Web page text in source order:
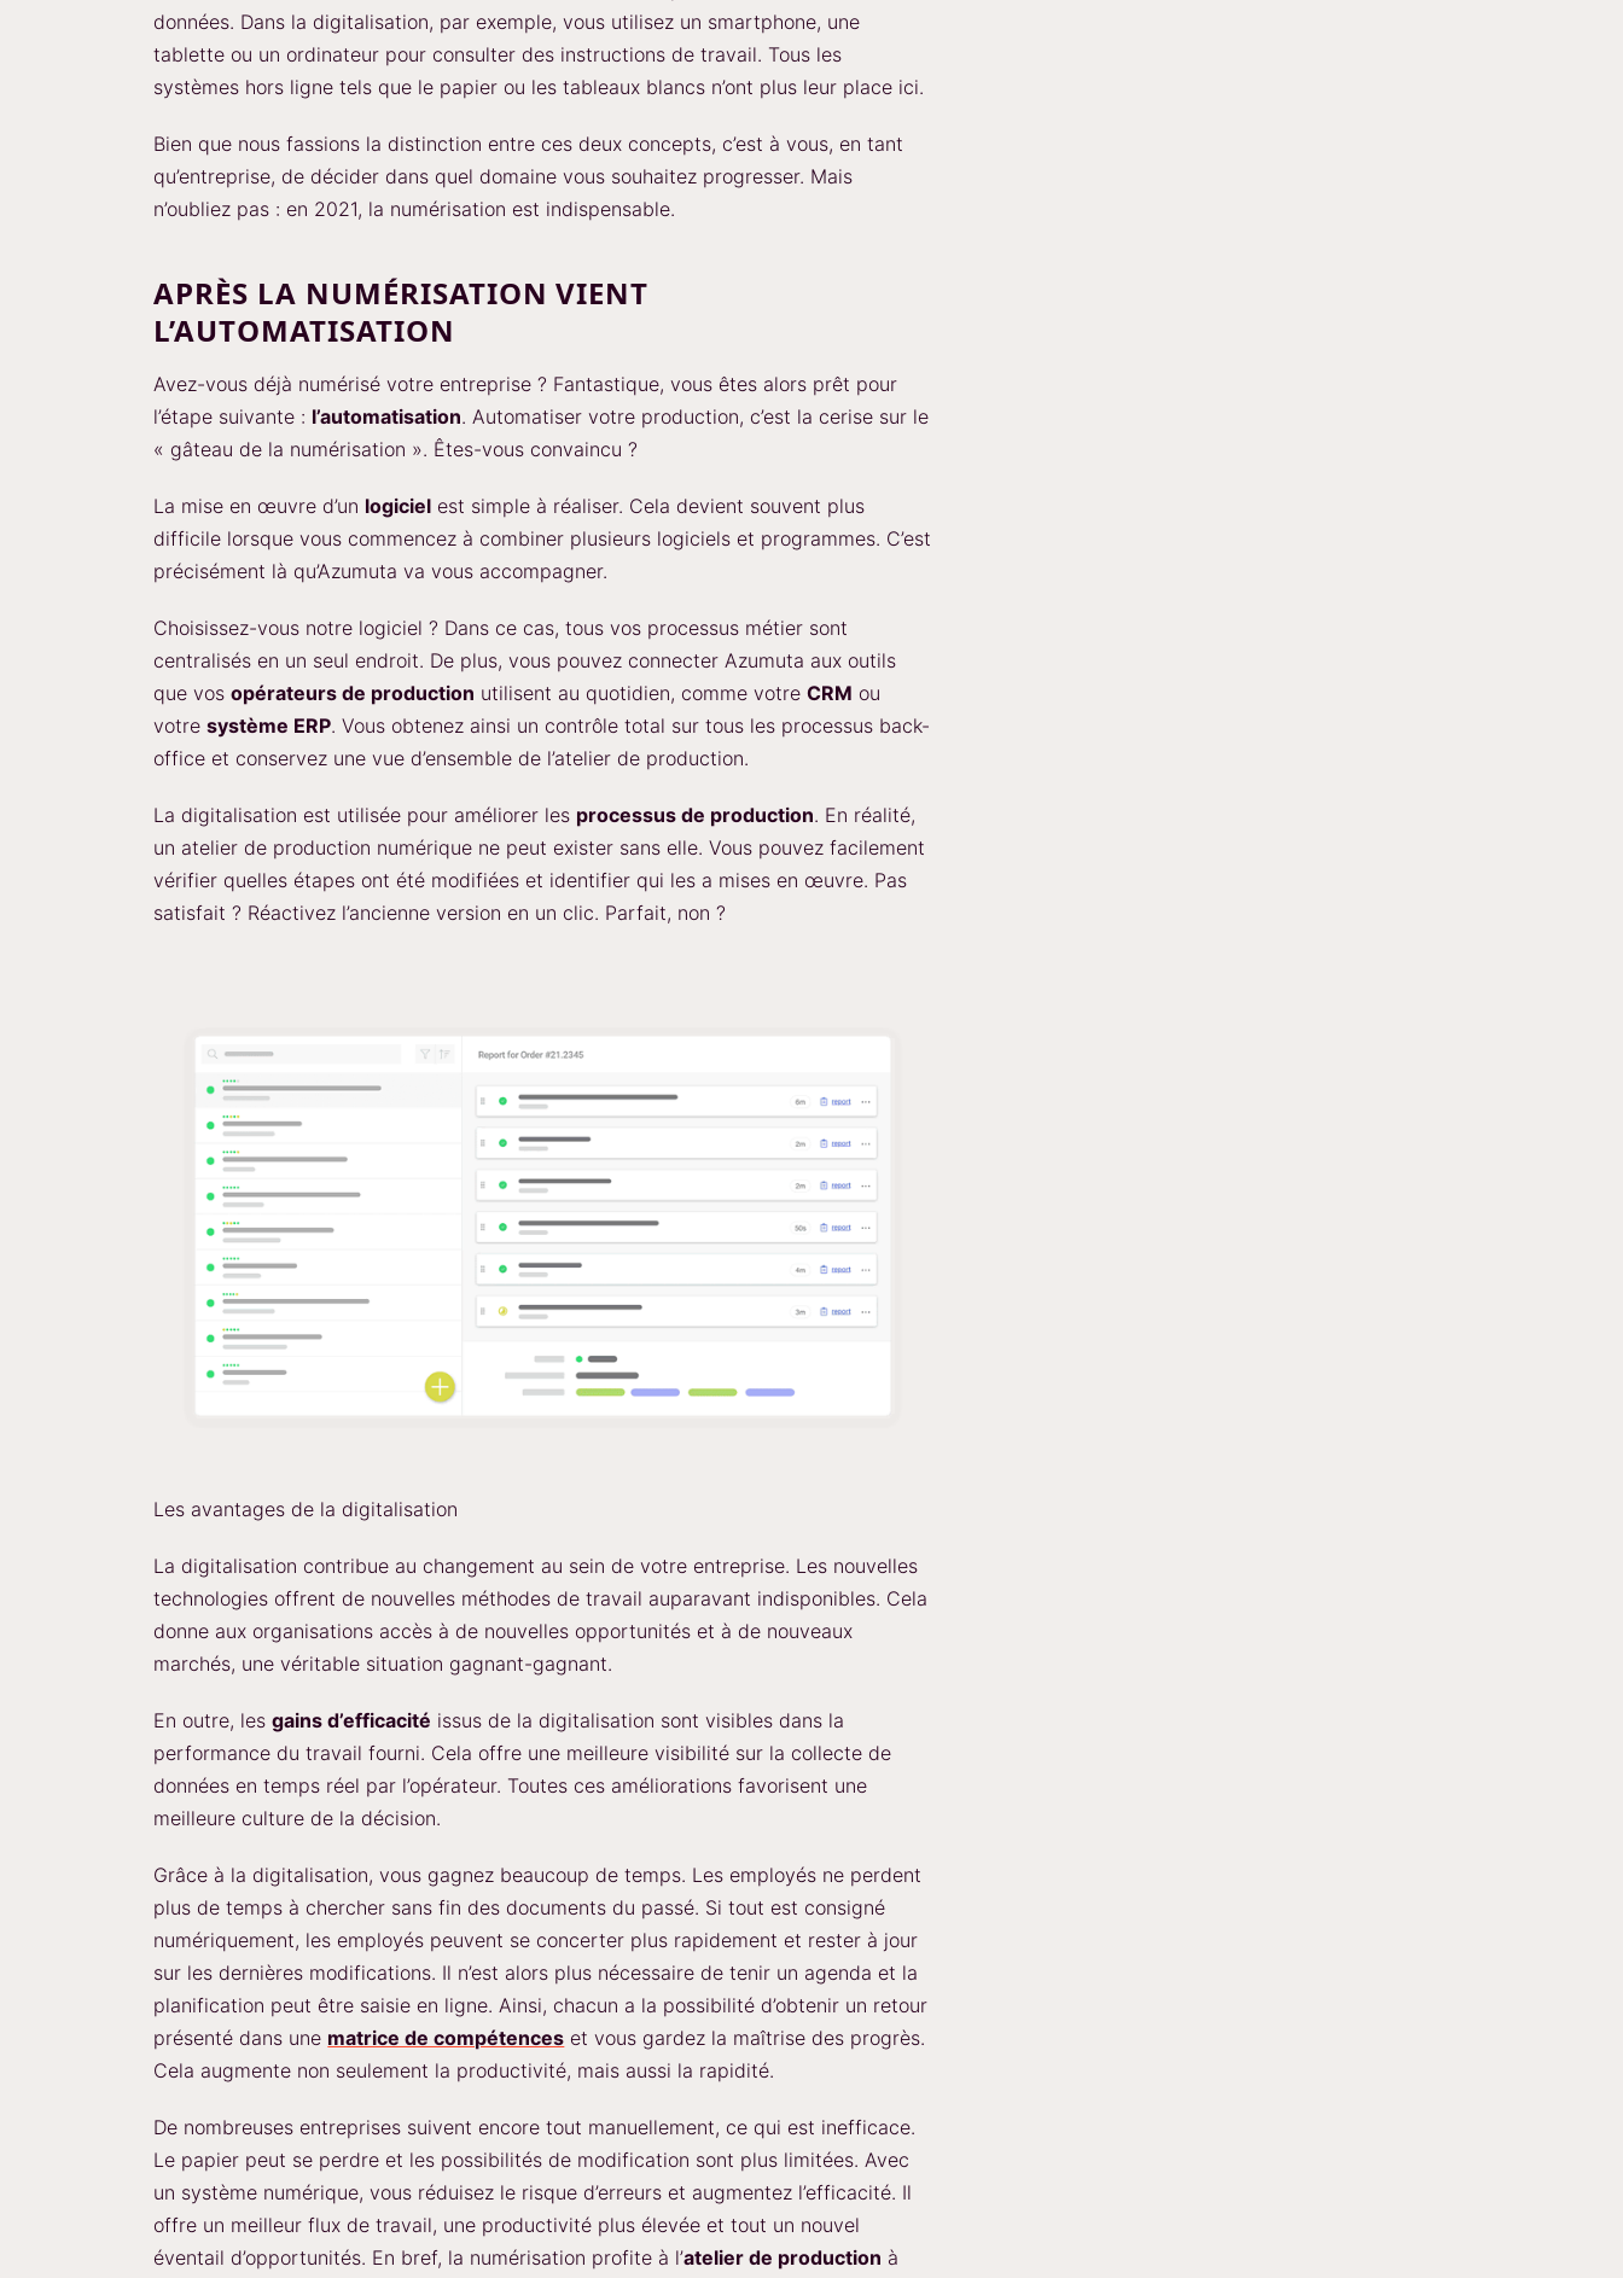
données. Dans la digitalisation, par exemple, vous utilisez un smartphone, une
tablette ou un ordinateur pour consulter des instructions de travail. Tous les
systèmes hors ligne tels que le papier ou les tableaux blancs n’ont plus leur place ici.
Bien que nous fassions la distinction entre ces deux concepts, c’est à vous, en tant
qu’entreprise, de décider dans quel domaine vous souhaitez progresser. Mais
n’oubliez pas : en 2021, la numérisation est indispensable.
APRÈS LA NUMÉRISATION VIENT
L’AUTOMATISATION
Avez-vous déjà numérisé votre entreprise ? Fantastique, vous êtes alors prêt pour
l’étape suivante : l’automatisation. Automatiser votre production, c’est la cerise sur le
« gâteau de la numérisation ». Êtes-vous convaincu ?
La mise en œuvre d’un logiciel est simple à réaliser. Cela devient souvent plus
difficile lorsque vous commencez à combiner plusieurs logiciels et programmes. C’est
précisément là qu’Azumuta va vous accompagner.
Choisissez-vous notre logiciel ? Dans ce cas, tous vos processus métier sont
centralisés en un seul endroit. De plus, vous pouvez connecter Azumuta aux outils
que vosopérateurs de production utilisent au quotidien, comme votreCRM ou
votresystème ERP. Vous obtenez ainsi un contrôle total sur tous les processus back-
office et conservez une vue d’ensemble de l’atelier de production.
La digitalisation est utilisée pour améliorer les processus de production. En réalité,
un atelier de production numérique ne peut exister sans elle. Vous pouvez facilement
vérifier quelles étapes ont été modifiées et identifier qui les a mises en œuvre. Pas
satisfait ? Réactivez l’ancienne version en un clic. Parfait, non ?
Les avantages de la digitalisation
La digitalisation contribue au changement au sein de votre entreprise. Les nouvelles
technologies offrent de nouvelles méthodes de travail auparavant indisponibles. Cela
donne aux organisations accès à de nouvelles opportunités et à de nouveaux
marchés, une véritable situation gagnant-gagnant.
En outre, lesgains d’efficacité issus de la digitalisation sont visibles dans la
performance du travail fourni. Cela offre une meilleure visibilité sur la collecte de
données en temps réel par l’opérateur. Toutes ces améliorations favorisent une
meilleure culture de la décision.
Grâce à la digitalisation, vous gagnez beaucoup de temps. Les employés ne perdent
plus de temps à chercher sans fin des documents du passé. Si tout est consigné
numériquement, les employés peuvent se concerter plus rapidement et rester à jour
sur les dernières modifications. Il n’est alors plus nécessaire de tenir un agenda et la
planification peut être saisie en ligne. Ainsi, chacun a la possibilité d’obtenir un retour
présenté dans une matrice de compétences et vous gardez la maîtrise des progrès.
Cela augmente non seulement la productivité, mais aussi la rapidité.
De nombreuses entreprises suivent encore tout manuellement, ce qui est inefficace.
Le papier peut se perdre et les possibilités de modification sont plus limitées. Avec
un système numérique, vous réduisez le risque d’erreurs et augmentez l’efficacité. Il
offre un meilleur flux de travail, une productivité plus élevée et tout un nouvel
éventail d’opportunités. En bref, la numérisation profite à l’atelier de production à